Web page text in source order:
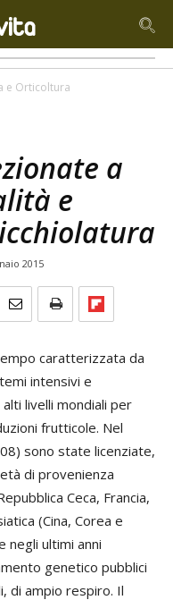
e Orticoltura
a
e
2015
caratterizzata da
intensivi e
livelli mondiali per
frutticole. Nel
sono state licenziate,
di provenienza
Ceca, Francia,
(Cina, Corea e
negli ultimi anni
genetico pubblici
di ampio respiro. Il